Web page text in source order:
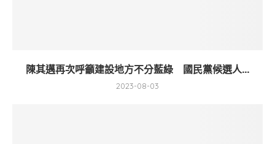
陳其邁再次呼籲建設地方不分藍綠 國民黨候選人...
2023-08-03